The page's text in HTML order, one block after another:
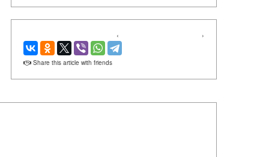
‹ ›
Share this article with friends